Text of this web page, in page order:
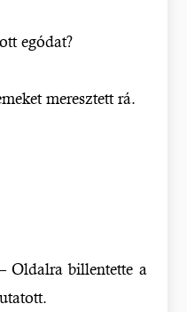
egódat?
meresztett rá.
Oldalra billentette a